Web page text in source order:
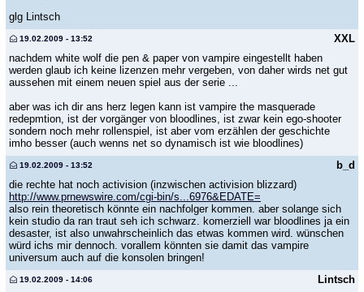
glg Lintsch
XXL
19.02.2009 - 13:52
nachdem white wolf die pen & paper von vampire eingestellt haben
werden glaub ich keine lizenzen mehr vergeben, von daher wirds net gut
aussehen mit einem neuen spiel aus der serie ...
aber was ich dir ans herz legen kann ist vampire the masquerade
redepmtion, ist der vorgänger von bloodlines, ist zwar kein ego-shooter
sondern noch mehr rollenspiel, ist aber vom erzählen der geschichte
imho besser (auch wenns net so dynamisch ist wie bloodlines)
b_d
19.02.2009 - 13:52
die rechte hat noch activision (inzwischen activision blizzard)
http://www.prnewswire.com/cgi-bin/s...6976&EDATE=
also rein theoretisch könnte ein nachfolger kommen. aber solange sich
kein studio da ran traut seh ich schwarz. komerziell war bloodlines ja ein
desaster, ist also unwahrscheinlich das etwas kommen wird. wünschen
würd ichs mir dennoch. vorallem könnten sie damit das vampire
universum auch auf die konsolen bringen!
Lintsch
19.02.2009 - 14:06